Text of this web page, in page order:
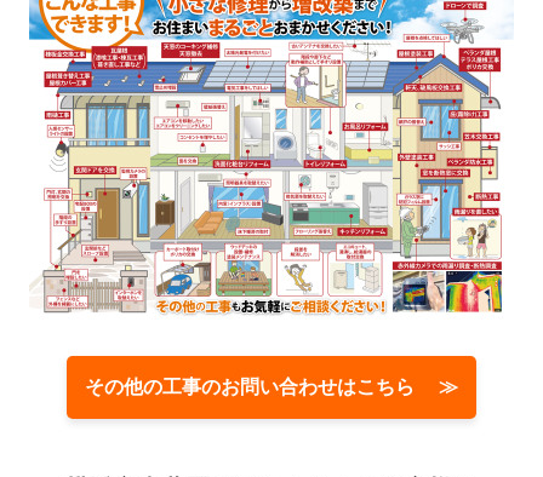
その他の工事のお問い合わせはこちら ≫